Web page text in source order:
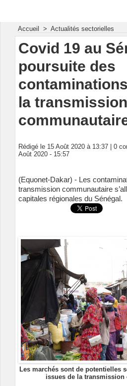
Accueil > Actualités sectorielles
Covid 19 au
poursuite des
la transmission
Rédigé le 15 Août 2020 à 13:37 | 0
Août 2020 - 15:57
(Equonet-Dakar) - Les
transmission communautaire
capitales régionales du Sénégal.
Les marchés sont de potentielles
issues de la transmission